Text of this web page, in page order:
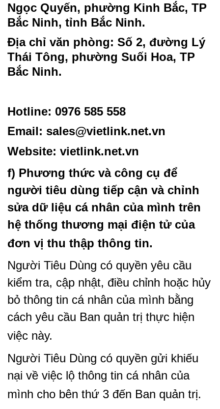
Ngọc Quyến, phường Kinh Bắc, TP
Bắc Ninh, tỉnh Bắc Ninh.
Địa chỉ văn phòng: Số 2, đường Lý
Thái Tông, phường Suối Hoa, TP
Bắc Ninh.
Hotline: 0976 585 558
Email: sales@vietlink.net.vn
Website: vietlink.net.vn
f) Phương thức và công cụ để
người tiêu dùng tiếp cận và chỉnh
sửa dữ liệu cá nhân của mình trên
hệ thống thương mại điện tử của
đơn vị thu thập thông tin.
Người Tiêu Dùng có quyền yêu cầu
kiểm tra, cập nhật, điều chỉnh hoặc hủy
bỏ thông tin cá nhân của mình bằng
cách yêu cầu Ban quản trị thực hiện
việc này.
Người Tiêu Dùng có quyền gửi khiếu
nại về việc lộ thông tin cá nhân của
mình cho bên thứ 3 đến Ban quản trị.